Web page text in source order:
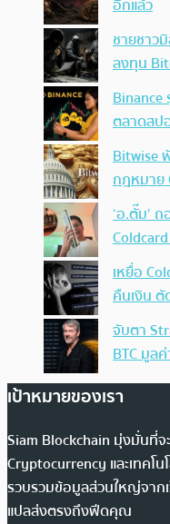
อีกแล้ว
ชายชาว
ลงทุน
Binance
ตลาดสป
Bitwise
กฎหมาย
‘อ.ตั๊ม’
เหยื่อ
คืนเงิน
จับตา
BTC มูล
เป้าหมายของเรา
Siam Blockchain มุ่งมั่นที่จ
Cryptocurrency และเทคโ
รวบรวมข้อมูลส่วนใหญ่จากเ
แปลส่งตรงถึงฟีดคุณ